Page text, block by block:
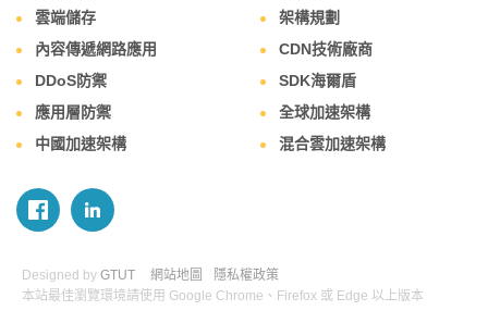
雲端儲存
架構規劃
內容傳遞網路應用
CDN技術廠商
DDoS防禦
SDK海爾盾
應用層防禦
全球加速架構
中國加速架構
混合雲加速架構
Designed by GTUT 網站地圖
隱私權政策
本站最佳瀏覽環境請使用 Google Chrome、Firefox 或 Edge 以上版本